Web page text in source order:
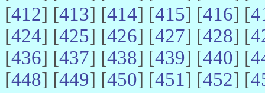
[412] [413] [414] [415] [416] [
[424] [425] [426] [427] [428] [
[436] [437] [438] [439] [440] [
[448] [449] [450] [451] [452] [